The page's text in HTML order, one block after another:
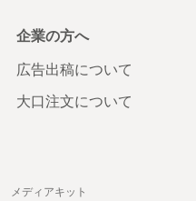
企業の方へ
広告出稿について
大口注文について
メディアキット